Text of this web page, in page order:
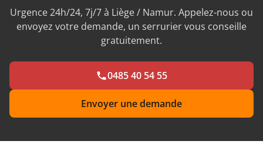
Urgence 24h/24, 7j/7 à Liège / Namur. Appelez-nous ou
envoyez votre demande, un serrurier vous conseille
gratuitement.
0485 40 54 55
Envoyer une demande